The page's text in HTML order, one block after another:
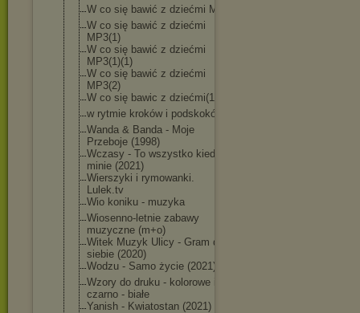
W co się bawić z dziećmi MP3
W co się bawić z dziećmi
MP3(1)
W co się bawić z dziećmi
MP3(1)(1)
W co się bawić z dziećmi
MP3(2)
W co się bawic z dziećmi(1)
w rytmie kroków i podskoków
Wanda & Banda - Moje
Przeboje (1998)
Wczasy - To wszystko kiedyś
minie (2021)
Wierszyki i rymowanki.
Lulek.tv
Wio koniku - muzyka
Wiosenno-letnie zabawy
muzyczne (m+o)
Witek Muzyk Ulicy - Gram dla
siebie (2020)
Wodzu - Samo życie (2021)
Wzory do druku - kolorowe i
czarno - białe
Yanish - Kwiatostan (2021)